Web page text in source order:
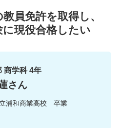
員免許を取得し、
現役合格したい
商学科 4年
さん
浦和商業高校 卒業